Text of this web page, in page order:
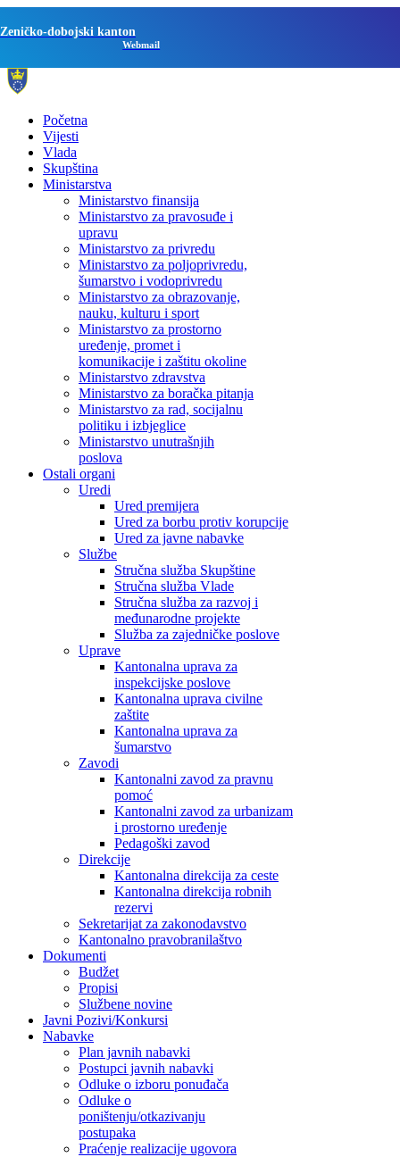
Zeničko-dobojski kanton
Webmail
Početna
Vijesti
Vlada
Skupština
Ministarstva
Ministarstvo finansija
Ministarstvo za pravosuđe i
upravu
Ministarstvo za privredu
Ministarstvo za poljoprivredu,
šumarstvo i vodoprivredu
Ministarstvo za obrazovanje,
nauku, kulturu i sport
Ministarstvo za prostorno
uređenje, promet i
komunikacije i zaštitu okoline
Ministarstvo zdravstva
Ministarstvo za boračka pitanja
Ministarstvo za rad, socijalnu
politiku i izbjeglice
Ministarstvo unutrašnjih
poslova
Ostali organi
Uredi
Ured premijera
Ured za borbu protiv korupcije
Ured za javne nabavke
Službe
Stručna služba Skupštine
Stručna služba Vlade
Stručna služba za razvoj i
međunarodne projekte
Služba za zajedničke poslove
Uprave
Kantonalna uprava za
inspekcijske poslove
Kantonalna uprava civilne
zaštite
Kantonalna uprava za
šumarstvo
Zavodi
Kantonalni zavod za pravnu
pomoć
Kantonalni zavod za urbanizam
i prostorno uređenje
Pedagoški zavod
Direkcije
Kantonalna direkcija za ceste
Kantonalna direkcija robnih
rezervi
Sekretarijat za zakonodavstvo
Kantonalno pravobranilaštvo
Dokumenti
Budžet
Propisi
Službene novine
Javni Pozivi/Konkursi
Nabavke
Plan javnih nabavki
Postupci javnih nabavki
Odluke o izboru ponuđača
Odluke o
poništenju/otkazivanju
postupaka
Praćenje realizacije ugovora